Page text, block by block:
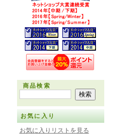
商品検索
お気に入り
お気に入りリストを見る